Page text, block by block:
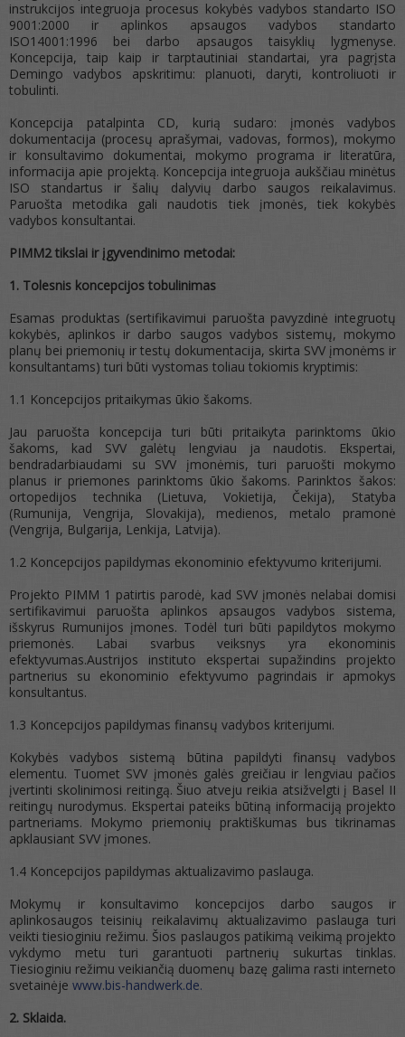
instrukcijos integruoja procesus kokybės vadybos standarto ISO
9001:2000 ir aplinkos apsaugos vadybos standarto
ISO14001:1996 bei darbo apsaugos taisyklių lygmenyse.
Koncepcija, taip kaip ir tarptautiniai standartai, yra pagrįsta
Demingo vadybos apskritimu: planuoti, daryti, kontroliuoti ir
tobulinti.
Koncepcija patalpinta CD, kurią sudaro: įmonės vadybos
dokumentacija (procesų aprašymai, vadovas, formos), mokymo
ir konsultavimo dokumentai, mokymo programa ir literatūra,
informacija apie projektą. Koncepcija integruoja aukščiau minėtus
ISO standartus ir šalių dalyvių darbo saugos reikalavimus.
Paruošta metodika gali naudotis tiek įmonės, tiek kokybės
vadybos konsultantai.
PIMM2 tikslai ir įgyvendinimo metodai:
1. Tolesnis koncepcijos tobulinimas
Esamas produktas (sertifikavimui paruošta pavyzdinė integruotų
kokybės, aplinkos ir darbo saugos vadybos sistemų, mokymo
planų bei priemonių ir testų dokumentacija, skirta SVV įmonėms ir
konsultantams) turi būti vystomas toliau tokiomis kryptimis:
1.1 Koncepcijos pritaikymas ūkio šakoms.
Jau paruošta koncepcija turi būti pritaikyta parinktoms ūkio
šakoms, kad SVV galėtų lengviau ja naudotis. Ekspertai,
bendradarbiaudami su SVV įmonėmis, turi paruošti mokymo
planus ir priemones parinktoms ūkio šakoms. Parinktos šakos:
ortopedijos technika (Lietuva, Vokietija, Čekija), Statyba
(Rumunija, Vengrija, Slovakija), medienos, metalo pramonė
(Vengrija, Bulgarija, Lenkija, Latvija).
1.2 Koncepcijos papildymas ekonominio efektyvumo kriterijumi.
Projekto PIMM 1 patirtis parodė, kad SVV įmonės nelabai domisi
sertifikavimui paruošta aplinkos apsaugos vadybos sistema,
išskyrus Rumunijos įmones. Todėl turi būti papildytos mokymo
priemonės. Labai svarbus veiksnys yra ekonominis
efektyvumas.Austrijos instituto ekspertai supažindins projekto
partnerius su ekonominio efektyvumo pagrindais ir apmokys
konsultantus.
1.3 Koncepcijos papildymas finansų vadybos kriterijumi.
Kokybės vadybos sistemą būtina papildyti finansų vadybos
elementu. Tuomet SVV įmonės galės greičiau ir lengviau pačios
įvertinti skolinimosi reitingą. Šiuo atveju reikia atsižvelgti į Basel II
reitingų nurodymus. Ekspertai pateiks būtiną informaciją projekto
partneriams. Mokymo priemonių praktiškumas bus tikrinamas
apklausiant SVV įmones.
1.4 Koncepcijos papildymas aktualizavimo paslauga.
Mokymų ir konsultavimo koncepcijos darbo saugos ir
aplinkosaugos teisinių reikalavimų aktualizavimo paslauga turi
veikti tiesioginiu režimu. Šios paslaugos patikimą veikimą projekto
vykdymo metu turi garantuoti partnerių sukurtas tinklas.
Tiesioginiu režimu veikiančią duomenų bazę galima rasti interneto
svetainėje www.bis-handwerk.de.
2. Sklaida.